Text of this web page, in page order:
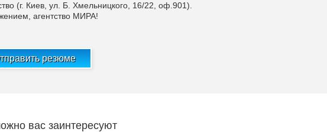
(г. Киев, ул. Б. Хмельницкого, 16/22, оф.901).
агентство МИРА!
резюме
вас заинтересуют